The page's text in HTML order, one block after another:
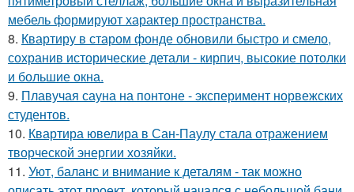
мебель формируют характер пространства.
8. Квартиру в старом фонде обновили быстро и смело,
сохранив исторические детали - кирпич, высокие потолки
и большие окна.
9. Плавучая сауна на понтоне - эксперимент норвежских
студентов.
10. Квартира ювелира в Сан-Паулу стала отражением
творческой энергии хозяйки.
11. Уют, баланс и внимание к деталям - так можно